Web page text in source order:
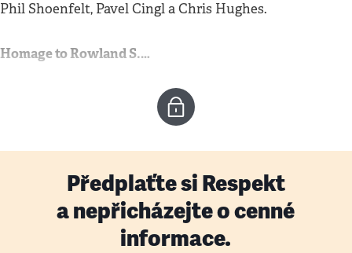
Phil Shoenfelt, Pavel Cingl a Chris Hughes.
Homage to Rowland S.…
Předplaťte si Respekt
a nepřicházejte o cenné
informace.